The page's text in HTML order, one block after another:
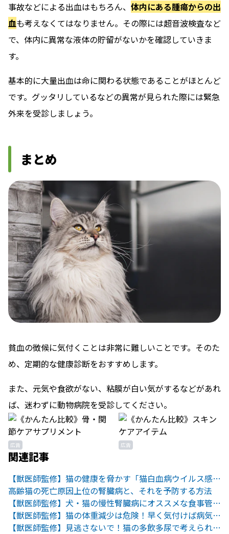
事故などによる出血はもちろん、 体内にある腫瘍からの出
血も考えなくてはなりません。その際には超音波検査など
で、体内に異常な液体の貯留がないかを確認していきま
す。
基本的に大量出血は命に関わる状態であることがほとんど
です。グッタリしているなどの異常が見られた際には緊急
外来を受診しましょう。
まとめ
貧血の徴候に気付くことは非常に難しいことです。そのた
め、定期的な健康診断をおすすめします。
また、元気や食欲がない、粘膜が白い気がするなどがあれ
ば、迷わずに動物病院を受診してください。
広告 広告
関連記事
【獣医師監修】猫の健康を脅かす「猫白血病ウイルス感染症」って何？
高齢猫の死亡原因上位の腎臓病と、それを予防する方法
【獣医師監修】犬・猫の慢性腎臓病にオススメな食事管理のポイント
【獣医師監修】猫の体重減少は危険！早く気付けば病気の早期発見に
【獣医師監修】見逃さないで！猫の多飲多尿で考えられる病気とは